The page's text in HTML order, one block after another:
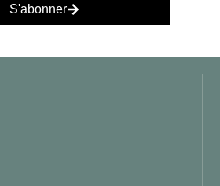
S'abonner